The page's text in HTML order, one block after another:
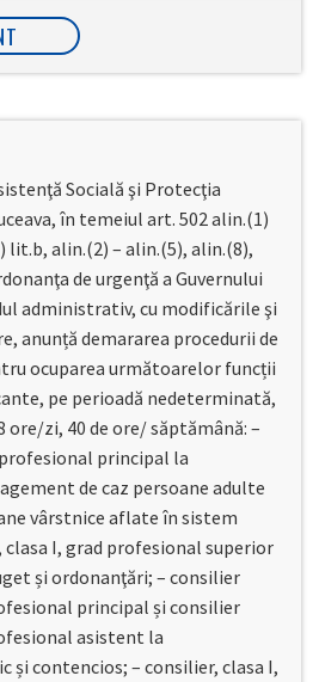
Socială şi Protecţia
în temeiul art. 502 alin.(1)
lit.b, alin.(2) – alin.(5), alin.(8),
de urgenţă a Guvernului
administrativ, cu modificările şi
anunță demararea procedurii de
ocuparea următoarelor funcții
pe perioadă nedeterminată,
ore/zi, 40 de ore/ săptămână: –
principal la
de caz persoane adulte
vârstnice aflate în sistem
I, grad profesional superior
și ordonanţări; – consilier
principal și consilier
asistent la
și contencios; – consilier, clasa I,